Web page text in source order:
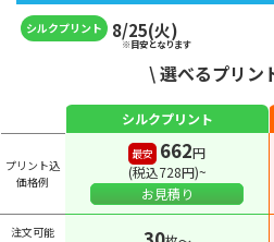
シルクプリント 8/25(火)
※目安となります
\ 選べるプリン
シルクプリント
プリント込
価格例
最安 662円
(税込728円)~
お見積り
注文可能